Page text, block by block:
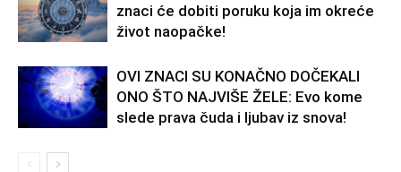
znaci će dobiti poruku koja im okreće
život naopačke!
OVI ZNACI SU KONAČNO DOČEKALI
ONO ŠTO NAJVIŠE ŽELE: Evo kome
slede prava čuda i ljubav iz snova!